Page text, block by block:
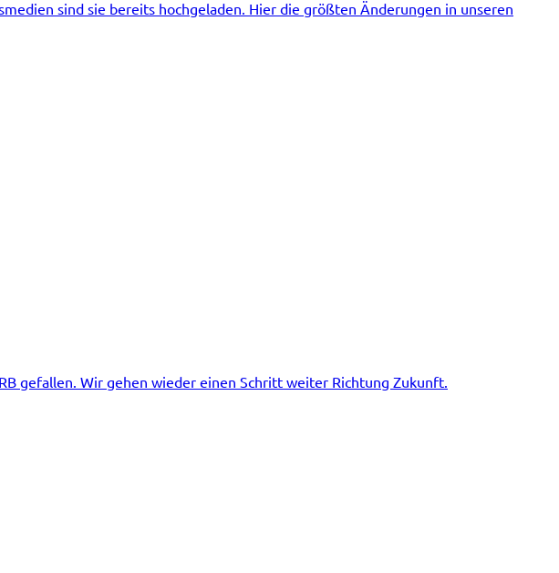
sind sie bereits hochgeladen. Hier die größten Änderungen in unseren
gefallen. Wir gehen wieder einen Schritt weiter Richtung Zukunft.